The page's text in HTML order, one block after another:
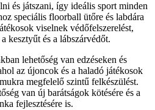
és játszani, így ideális sport minden
speciális floorball ütőre és labdára
viselnek védőfelszerelést,
kesztyűt és a lábszárvédőt.
lehetőség van edzéseken és
az újoncok és a haladó játékosok
megfelelő szintű felkészülést.
van új barátságok kötésére és a
fejlesztésére is.